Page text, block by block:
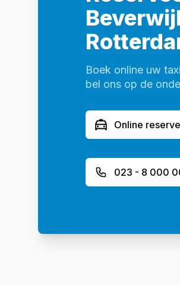
Boek online uw
bel ons op de
Online
023 - 8 000